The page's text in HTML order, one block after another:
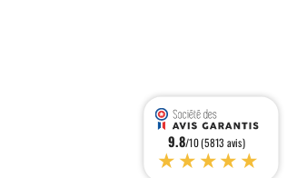
9.8/10 (5813 avis)
★★★★★